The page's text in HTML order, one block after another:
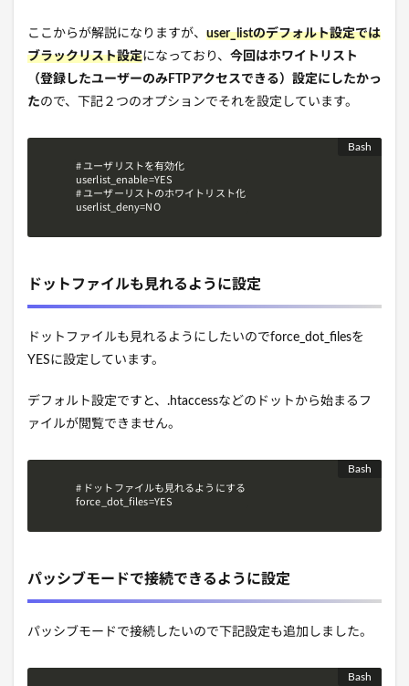
ここからが解説になりますが、 user_listのデフォルト設定では
ブラックリスト設定になっており、 今回はホワイトリスト
（登録したユーザーのみFTPアクセスできる）設定にしたかっ
たので、下記２つのオプションでそれを設定しています。
# ユーザリストを有効化
userlist_enable=YES
# ユーザーリストのホワイトリスト化
userlist_deny=NO
ドットファイルも見れるように設定
ドットファイルも見れるようにしたいのでforce_dot_filesを
YESに設定しています。
デフォルト設定ですと、.htaccessなどのドットから始まるフ
ァイルが閲覧できません。
# ドットファイルも見れるようにする
force_dot_files=YES
パッシブモードで接続できるように設定
パッシブモードで接続したいので下記設定も追加しました。